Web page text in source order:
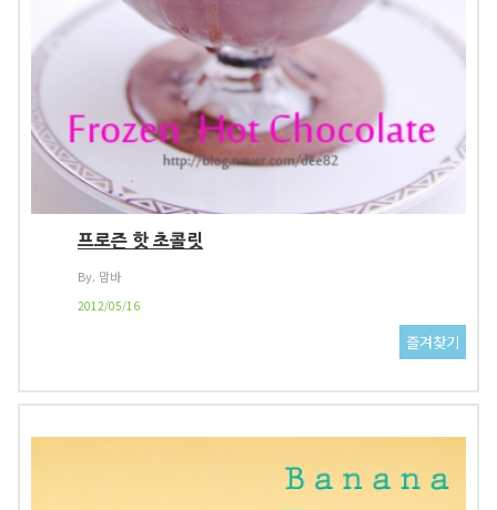
프로즌 핫 초콜릿
By. 맘바
2012/05/16